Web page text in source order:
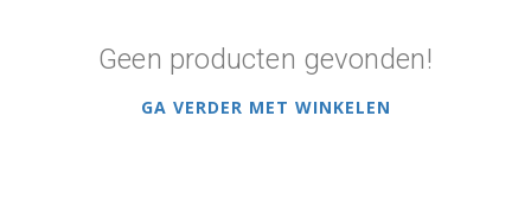
Geen producten gevonden!
GA VERDER MET WINKELEN